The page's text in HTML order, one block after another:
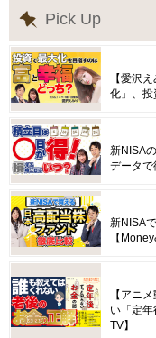
Pick Up
【愛沢
化」、投
新NISA
データで
新NISA
【
【アニ
い「定
TV】